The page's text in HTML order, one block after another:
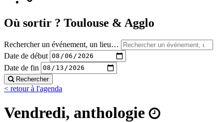
Où sortir ? Toulouse & Agglo
Rechercher un événement, un lieu…
Date de début
Date de fin
Rechercher
< retour à l'agenda
Vendredi, anthologie